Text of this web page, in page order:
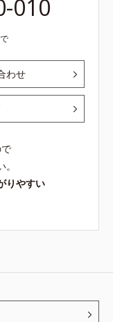
010
わせ
りやすい